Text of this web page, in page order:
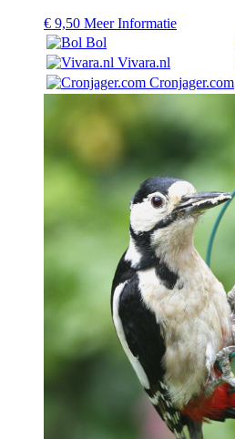
€ 9,50 Meer Informatie
Bol
Vivara.nl
Cronjager.com